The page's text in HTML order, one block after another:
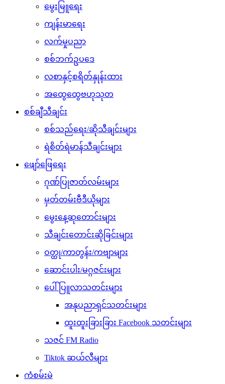
မွေးမြူရေး
ကျန်းမာရေး
လက်မှုပညာ
စစ်ဘက်ဥပဒေ
လစာနှင့်စရိတ်နှုန်းထား
အထွေထွေဗဟုသုတ
စစ်ချီသီချင်း
စစ်သည်ရေး/ဆိုသီချင်းများ
ရဲစိတ်ရဲမာန်သီချင်းများ
ဖျော်ဖြေရေး
ဂုဏ်ပြုဇာတ်လမ်းများ
မှတ်တမ်းဗီဒီယိုများ
မွေးနေ့ဆုတောင်းများ
သီချင်းတောင်းဆိုခြင်းများ
ဝတ္ထု/ကာတွန်း/ကဗျာများ
ဆောင်းပါး/မဂ္ဂဇင်းများ
ပေါ်ပြူလာသတင်းများ
အနုပညာရှင်သတင်းများ
ထူးထူးခြားခြား Facebook သတင်းများ
သဇင် FM Radio
Tiktok ဆယ်လီများ
ကံစမ်းမဲ